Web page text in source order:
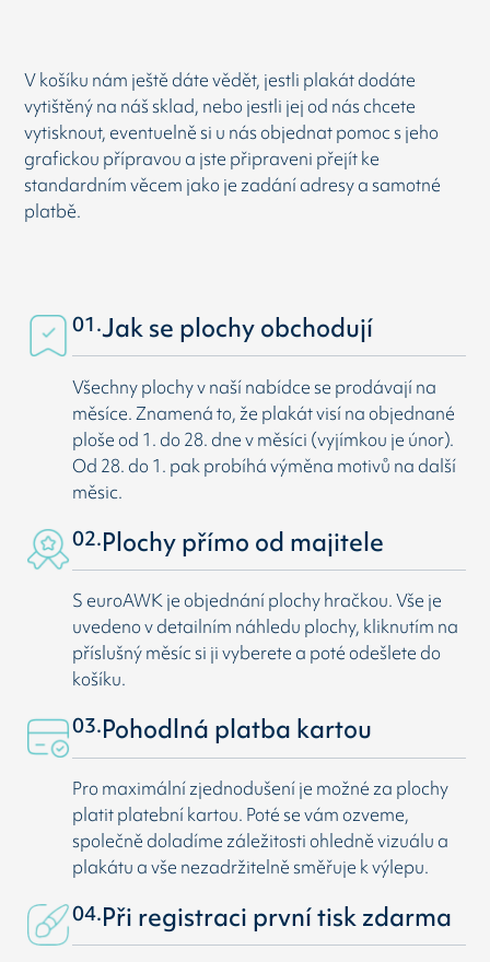
V košíku nám ještě dáte vědět, jestli plakát dodáte
vytištěný na náš sklad, nebo jestli jej od nás chcete
vytisknout, eventuelně si u nás objednat pomoc s jeho
grafickou přípravou a jste připraveni přejít ke
standardním věcem jako je zadání adresy a samotné
platbě.
01.Jak se plochy obchodují
Všechny plochy v naší nabídce se prodávají na
měsíce. Znamená to, že plakát visí na objednané
ploše od 1. do 28. dne v měsíci (vyjímkou je únor).
Od 28. do 1. pak probíhá výměna motivů na další
měsic.
02.Plochy přímo od majitele
S euroAWK je objednání plochy hračkou. Vše je
uvedeno v detailním náhledu plochy, kliknutím na
příslušný měsíc si ji vyberete a poté odešlete do
košíku.
03.Pohodlná platba kartou
Pro maximální zjednodušení je možné za plochy
platit platební kartou. Poté se vám ozveme,
společně doladíme záležitosti ohledně vizuálu a
plakátu a vše nezadržitelně směřuje k výlepu.
04.Při registraci první tisk zdarma